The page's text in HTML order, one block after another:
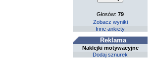
Głosów:79
Zobacz wyniki
Inne ankiety
Reklama
Naklejki motywacyjne
Dodaj sznurek